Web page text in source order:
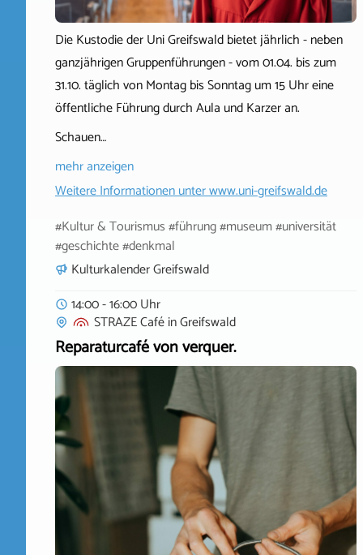
Die Kustodie der Uni Greifswald bietet jährlich - neben
ganzjährigen Gruppenführungen - vom 01.04. bis zum
31.10. täglich von Montag bis Sonntag um 15 Uhr eine
öffentliche Führung durch Aula und Karzer an.
Schauen…
mehr anzeigen
Weitere Informationen unterwww.uni-greifswald.de
#Kultur & Tourismus #führung #museum #universität
#geschichte #denkmal
Kulturkalender Greifswald
14:00 - 16:00 Uhr
STRAZE CaféinGreifswald
Reparaturcafé von verquer.